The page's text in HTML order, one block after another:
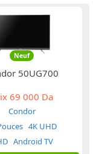
Neuf
50UG700
69 000 Da
Condor
4K UHD
Android TV